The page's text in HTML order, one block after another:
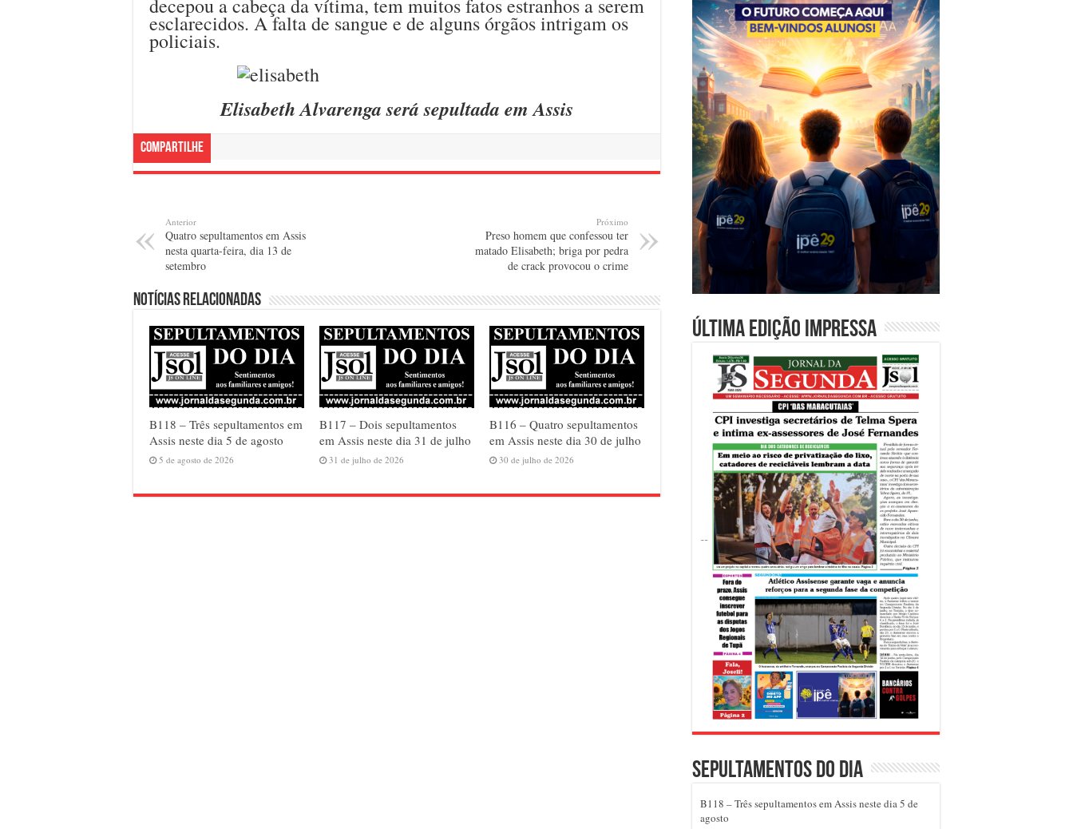
decepou a cabeça da vítima, tem muitos fatos estranhos a serem
esclarecidos. A falta de sangue e de alguns órgãos intrigam os
policiais.
Elisabeth Alvarenga será sepultada em Assis
Compartilhe
Anterior
Quatro sepultamentos em Assis
nesta quarta-feira, dia 13 de
setembro
Próximo
Preso homem que confessou ter
matado Elisabeth; briga por pedra
de crack provocou o crime
Notícias relacionadas
B118 – Três sepultamentos em
Assis neste dia 5 de agosto
5 de agosto de 2026
B117 – Dois sepultamentos
em Assis neste dia 31 de julho
31 de julho de 2026
B116 – Quatro sepultamentos
em Assis neste dia 30 de julho
30 de julho de 2026
Última edição impressa
Sepultamentos do dia
B118 – Três sepultamentos em Assis neste dia 5 de
agosto